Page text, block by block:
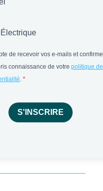
de recevoir vos e-mails et confirme
connaissance de votre politique de
S'INSCRIRE